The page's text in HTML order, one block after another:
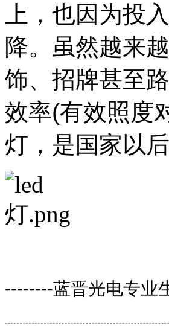
上，也因为投
降。虽然越来
饰、招牌甚至
效率(有效照度
灯，是国家以
--------蓝晋光电专业